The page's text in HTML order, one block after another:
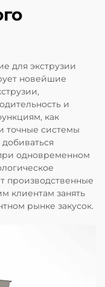
для экструзии
новейшие
и
как
точные системы
одновременном
производственные
клиентам занять
рынке закусок.